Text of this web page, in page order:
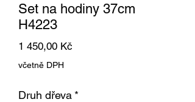
Set na hodiny 37cm
H4223
1 450,00 Kč
včetně DPH
Druh dřeva *